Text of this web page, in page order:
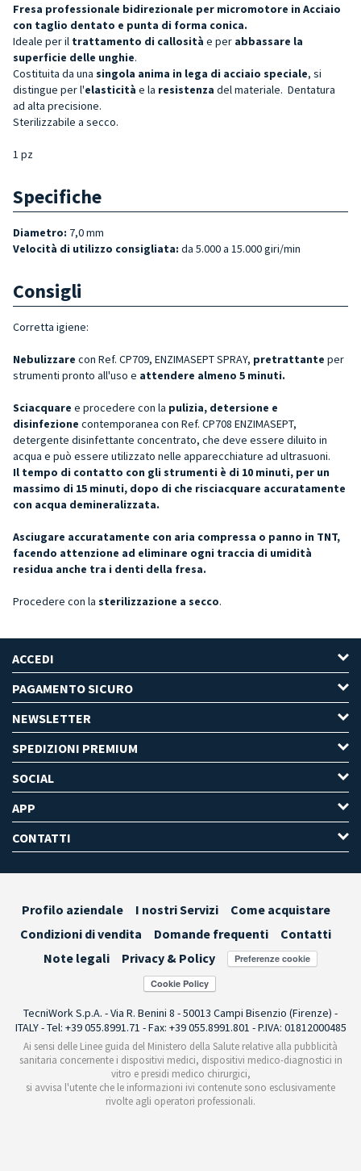
Fresa professionale bidirezionale per micromotore in Acciaio
con taglio dentato e punta di forma conica.
Ideale per il trattamento di callosità e per abbassare la
superficie delle unghie.
Costituita da una singola anima in lega di acciaio speciale, si
distingue per l'elasticità e la resistenza del materiale. Dentatura
ad alta precisione.
Sterilizzabile a secco.
1 pz
Specifiche
Diametro: 7,0 mm
Velocità di utilizzo consigliata: da 5.000 a 15.000 giri/min
Consigli
Corretta igiene:
Nebulizzare con Ref. CP709, ENZIMASEPT SPRAY, pretrattante per
strumenti pronto all'uso e attendere almeno 5 minuti.
Sciacquare e procedere con la pulizia, detersione e
disinfezione contemporanea con Ref. CP708 ENZIMASEPT,
detergente disinfettante concentrato, che deve essere diluito in
acqua e può essere utilizzato nelle apparecchiature ad ultrasuoni.
Il tempo di contatto con gli strumenti è di 10 minuti, per un
massimo di 15 minuti, dopo di che risciacquare accuratamente
con acqua demineralizzata.
Asciugare accuratamente con aria compressa o panno in TNT,
facendo attenzione ad eliminare ogni traccia di umidità
residua anche tra i denti della fresa.
Procedere con la sterilizzazione a secco.
ACCEDI
PAGAMENTO SICURO
NEWSLETTER
SPEDIZIONI PREMIUM
SOCIAL
APP
CONTATTI
Profilo aziendale I nostri Servizi
Come acquistare
Condizioni di vendita
Domande frequenti
Contatti
Note legali
Privacy & Policy Preferenze cookie
TecniWork S.p.A. - Via R. Benini 8 - 50013 Campi Bisenzio (Firenze) -
ITALY - Tel: +39 055.8991.71 - Fax: +39 055.8991.801 - P.IVA: 01812000485
Ai sensi delle Linee guida del Ministero della Salute relative alla pubblicità
sanitaria concernente i dispositivi medici, dispositivi medico-diagnostici in
vitro e presidi medico chirurgici,
si avvisa l'utente che le informazioni ivi contenute sono esclusivamente
rivolte agli operatori professionali.